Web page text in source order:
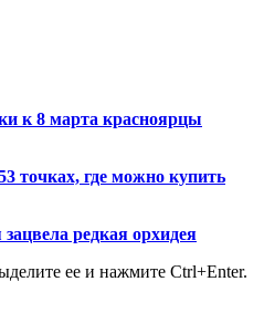
к 8 марта красноярцы
точках, где можно купить
редкая орхидея
ее и нажмите Ctrl+Enter.